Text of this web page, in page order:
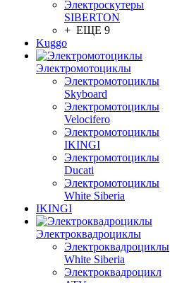
Электроскутеры
SIBERTON
+ ЕЩЕ 9
Kuggo
Электромотоциклы
Электромотоциклы
Skyboard
Электромотоциклы
Velocifero
Электромотоциклы
IKINGI
Электромотоциклы
Ducati
Электромотоциклы
White Siberia
IKINGI
Электроквадроциклы
Электроквадроциклы
White Siberia
Электроквадроцикл